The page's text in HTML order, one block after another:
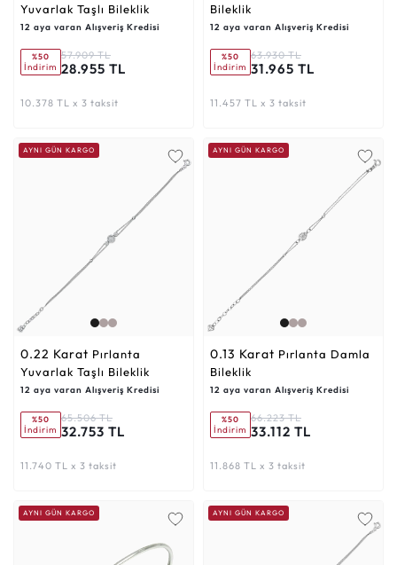
Yuvarlak Taşlı Bileklik
12 aya varan Alışveriş Kredisi
%50
İndirim
57.909 TL
28.955 TL
10.378 TL x 3 taksit
Bileklik
12 aya varan Alışveriş Kredisi
%50
İndirim
63.930 TL
31.965 TL
11.457 TL x 3 taksit
AYNI GÜN KARGO
0.22 Karat
Yuvarlak Taşlı Bileklik
12 aya varan Alışveriş Kredisi
%50
İndirim
65.506 TL
32.753 TL
11.740 TL x 3 taksit
AYNI GÜN KARGO
0.13 Karat
Bileklik
12 aya varan Alışveriş Kredisi
%50
İndirim
66.223 TL
33.112 TL
11.868 TL x 3 taksit
AYNI GÜN KARGO AYNI GÜN KARGO